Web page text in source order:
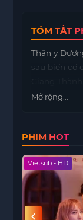
TÓM TẮT
Thần y
sau biến cố
anh lại vô
đạo Diệp
cùng nhiều
Phàm có
mình hay
Mở rộng...
PHIM HOT
Vietsub - HD